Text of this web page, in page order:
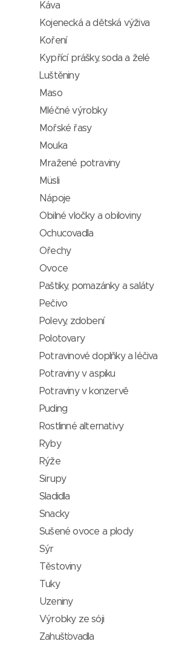
Káva
Kojenecká a dětská výživa
Koření
Kypřící prášky, soda a želé
Luštěniny
Maso
Mléčné výrobky
Mořské řasy
Mouka
Mražené potraviny
Müsli
Nápoje
Obilné vločky a obiloviny
Ochucovadla
Ořechy
Ovoce
Paštiky, pomazánky a saláty
Pečivo
Polevy, zdobení
Polotovary
Potravinové doplňky a léčiva
Potraviny v aspiku
Potraviny v konzervě
Puding
Rostlinné alternativy
Ryby
Rýže
Sirupy
Sladidla
Snacky
Sušené ovoce a plody
Sýr
Těstoviny
Tuky
Uzeniny
Výrobky ze sóji
Zahušťovadla